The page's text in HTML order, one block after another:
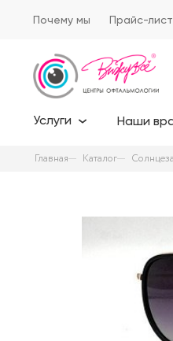
Почему мы Прайс-лист
Услуги Наши
Главная Каталог